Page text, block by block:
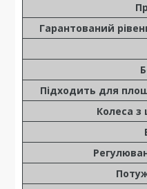
Гарантований
Підходить для
Колеса